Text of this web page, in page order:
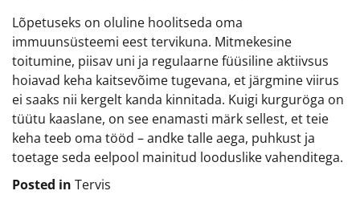
Lõpetuseks on oluline hoolitseda oma
immuunsüsteemi eest tervikuna. Mitmekesine
toitumine, piisav uni ja regulaarne füüsiline aktiivsus
hoiavad keha kaitsevõime tugevana, et järgmine viirus
ei saaks nii kergelt kanda kinnitada. Kuigi kurguröga on
tüütu kaaslane, on see enamasti märk sellest, et teie
keha teeb oma tööd – andke talle aega, puhkust ja
toetage seda eelpool mainitud looduslike vahenditega.
Posted in Tervis